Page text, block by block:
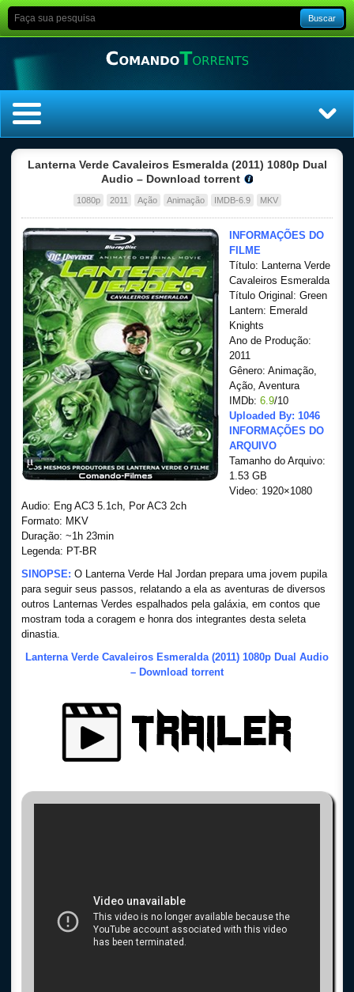
Buscar
Top Séries
Filmes
Dublado
Legendado
Lanterna Verde Cavaleiros Esmeralda (2011) 1080p Dual
Audio – Download torrent
1080p 2011 Ação Animação IMDB-6.9 MKV
INFORMAÇÕES DO
FILME
Título: Lanterna Verde
Cavaleiros Esmeralda
Título Original: Green
Lantern: Emerald
Knights
Ano de Produção:
2011
Gênero: Animação,
Ação, Aventura
IMDb: 6.9/10
Uploaded By: 1046
INFORMAÇÕES DO
ARQUIVO
Tamanho do Arquivo:
1.53 GB
Video: 1920×1080
Audio: Eng AC3 5.1ch, Por AC3 2ch
Formato: MKV
Duração: ~1h 23min
Legenda: PT-BR
SINOPSE: O Lanterna Verde Hal Jordan prepara uma jovem pupila
para seguir seus passos, relatando a ela as aventuras de diversos
outros Lanternas Verdes espalhados pela galáxia, em contos que
mostram toda a coragem e honra dos integrantes desta seleta
dinastia.
Lanterna Verde Cavaleiros Esmeralda (2011) 1080p Dual Audio
– Download torrent